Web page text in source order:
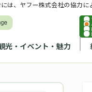
光・イベント・魅力
は、ヤフー株式会社の協力に